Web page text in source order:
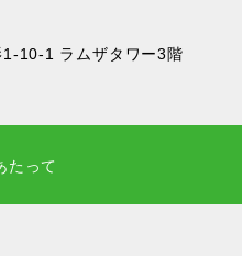
10-1 ラムザタワー3階
たって